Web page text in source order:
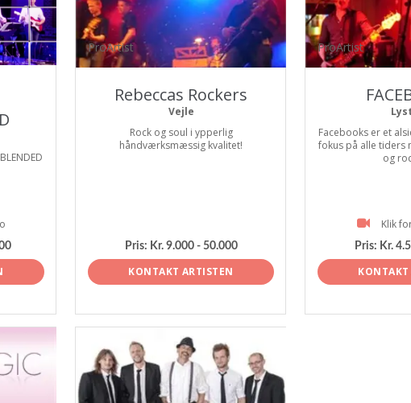
ProArtist
Rebeccas Rockers
Vejle
Rock og soul i ypperlig
håndværksmæssig kvalitet!
Pris: Kr. 9.000 - 50.000
KONTAKT ARTISTEN
ProArtist
Facebooks er et
fokus på alle
og
Klik
Pris: Kr.
KONTAKT